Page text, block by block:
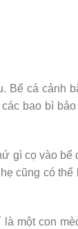
Bể cá cảnh
bao bì bảo
gì cọ vào bể
cũng có thể
một con